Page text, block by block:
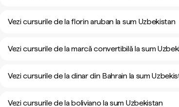
Vezi cursurile de la florin aruban la sum Uzbekistan
Vezi cursurile de la marcă convertibilă la sum
Vezi cursurile de la dinar din Bahrain la sum
Vezi cursurile de la boliviano la sum Uzbekistan